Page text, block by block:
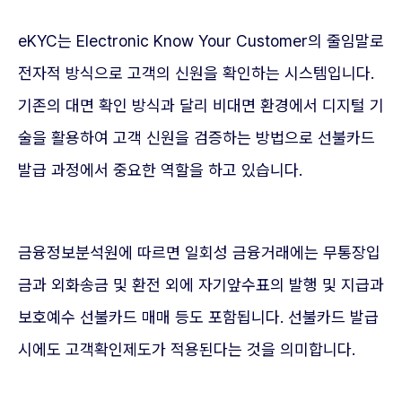
eKYC는 Electronic Know Your Customer의 줄임말로
전자적 방식으로 고객의 신원을 확인하는 시스템입니다.
기존의 대면 확인 방식과 달리 비대면 환경에서 디지털 기
술을 활용하여 고객 신원을 검증하는 방법으로 선불카드
발급 과정에서 중요한 역할을 하고 있습니다.
금융정보분석원에 따르면 일회성 금융거래에는 무통장입
금과 외화송금 및 환전 외에 자기앞수표의 발행 및 지급과
보호예수 선불카드 매매 등도 포함됩니다. 선불카드 발급
시에도 고객확인제도가 적용된다는 것을 의미합니다.